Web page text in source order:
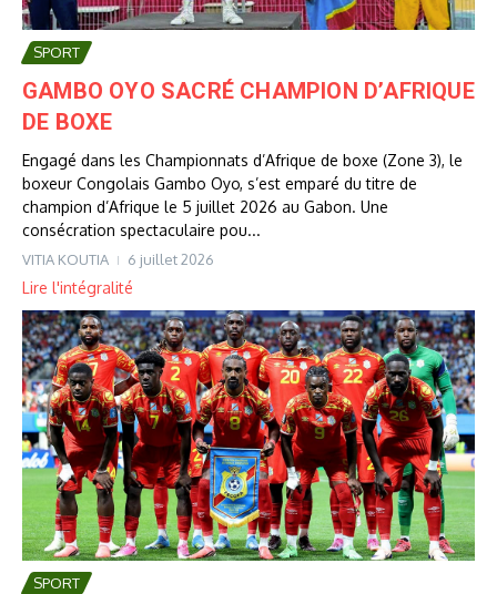
SPORT
GAMBO OYO SACRÉ CHAMPION D’AFRIQUE
DE BOXE
Engagé dans les Championnats d’Afrique de boxe (Zone 3), le
boxeur Congolais Gambo Oyo, s’est emparé du titre de
champion d’Afrique le 5 juillet 2026 au Gabon. Une
consécration spectaculaire pou...
VITIA KOUTIA 6 juillet 2026
Lire l'intégralité
SPORT